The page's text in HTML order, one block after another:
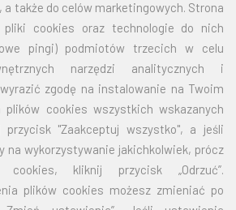
także do celów marketingowych. Strona
pliki cookies oraz technologie do nich
pingi) podmiotów trzecich w celu
narzędzi analitycznych i
zgodę na instalowanie na Twoim
plików cookies wszystkich wskazanych
"Zaakceptuj wszystko", a jeśli
na wykorzystywanie jakichkolwiek, prócz
cookies, kliknij przycisk „Odrzuć”.
plików cookies możesz zmieniać po
, 33/816 21 78